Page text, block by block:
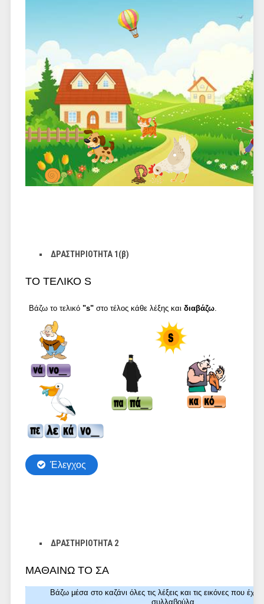
ΔΡΑΣΤΗΡΙΟΤΗΤΑ 1(β)
ΔΡΑΣΤΗΡΙΟΤΗΤΑ 2